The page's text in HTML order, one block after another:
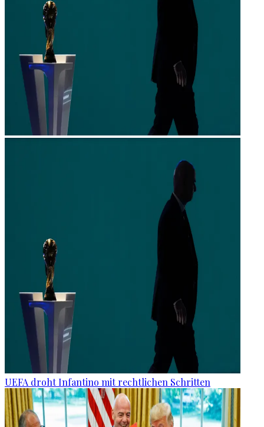
UEFA droht Infantino mit rechtlichen Schritten